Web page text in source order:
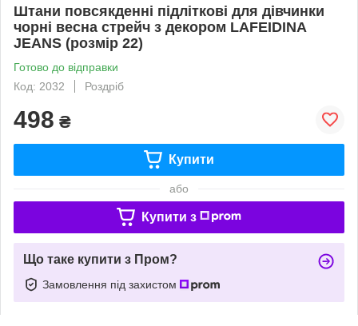
Штани повсякденні підліткові для дівчинки
чорні весна стрейч з декором LAFEIDINA
JEANS (розмір 22)
Готово до відправки
Код: 2032
Роздріб
498 ₴
Купити
або
Купити з
Що таке купити з Пром?
Замовлення під захистом